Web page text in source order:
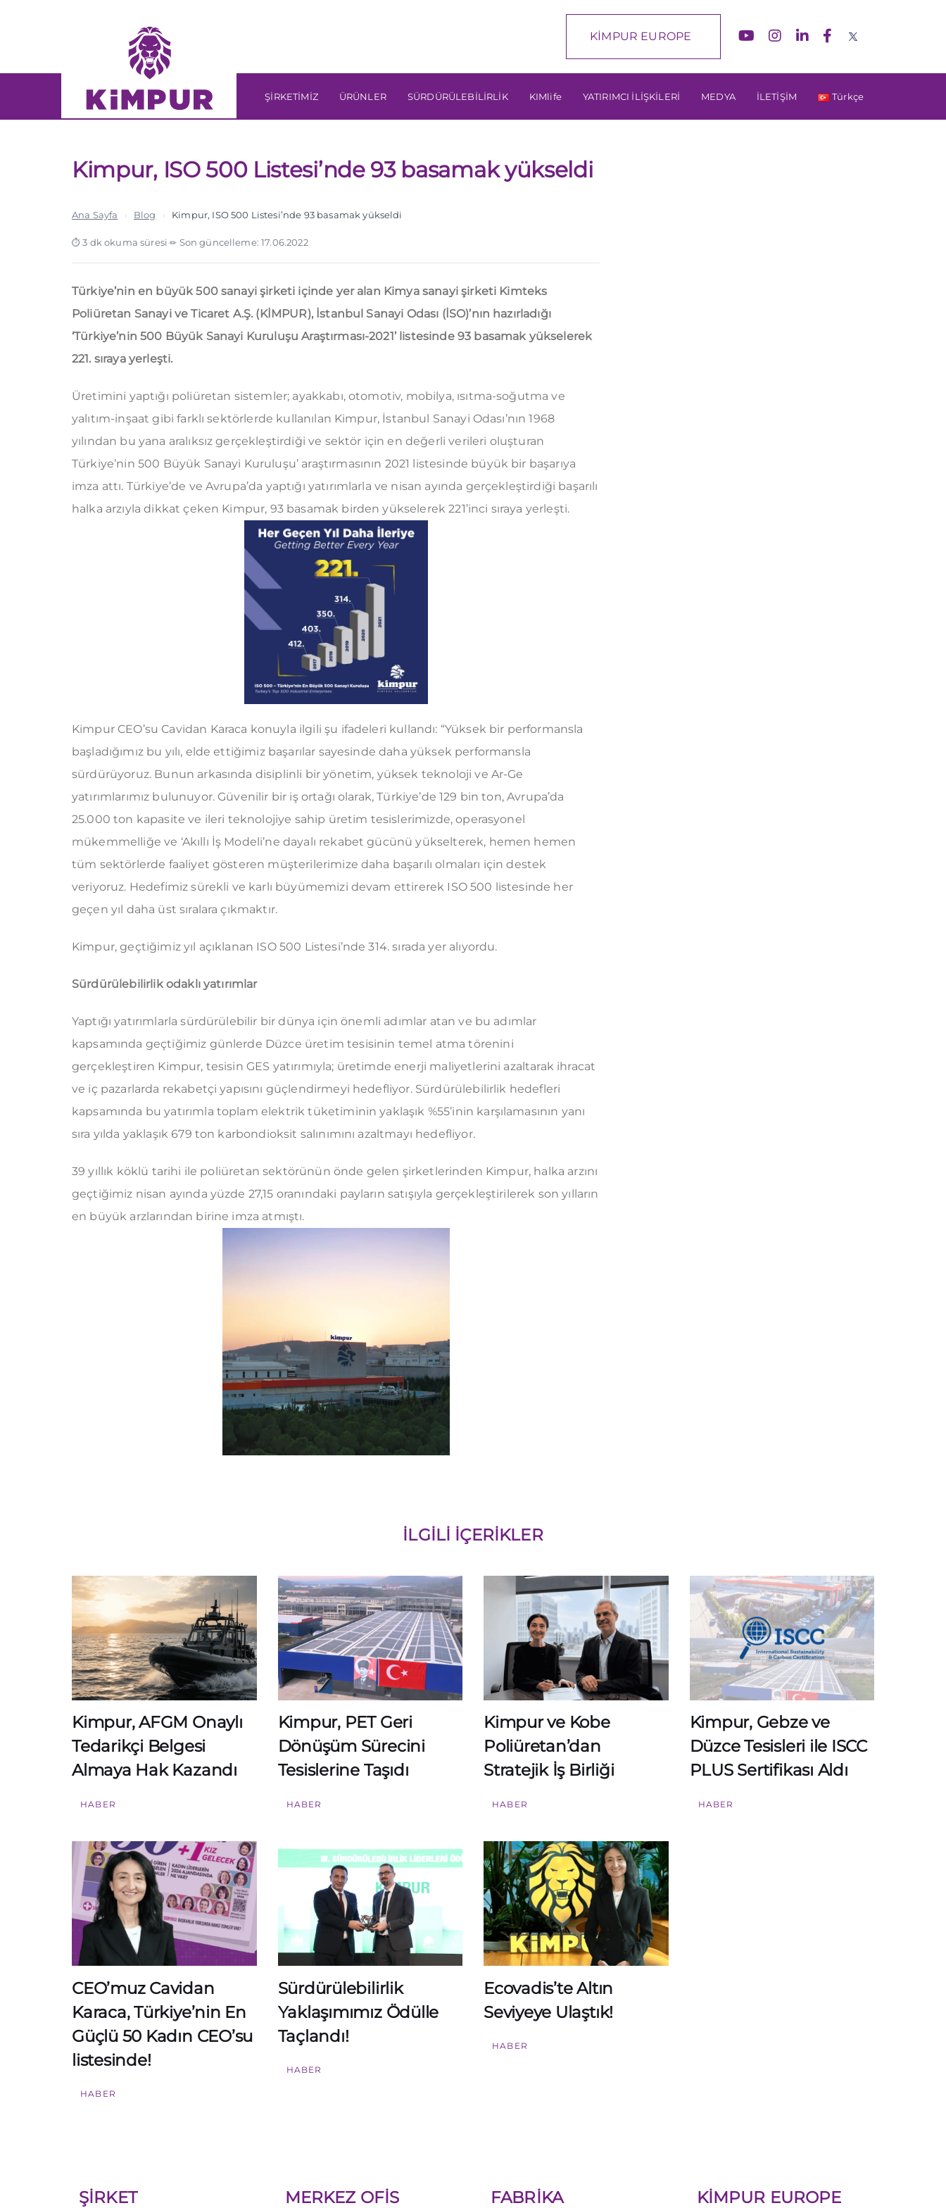
content
KİMPUR EUROPE
ŞİRKETİMİZ ÜRÜNLER SÜRDÜRÜLEBİLİRLİK KIMlife YATIRIMCI İLİŞKİLERİ MEDYA İLETİŞİM Türkçe
Kimpur, ISO 500 Listesi’nde 93 basamak yükseldi
Ana Sayfa › Blog › Kimpur, ISO 500 Listesi’nde 93 basamak yükseldi
3 dk okuma süresi· Son güncelleme: 17.06.2022
Türkiye’nin en büyük 500 sanayi şirketi içinde yer alan Kimya sanayi şirketi Kimteks
Poliüretan Sanayi ve Ticaret A.Ş. (KİMPUR), İstanbul Sanayi Odası (İSO)’nın hazırladığı
‘Türkiye’nin 500 Büyük Sanayi Kuruluşu Araştırması-2021’ listesinde 93 basamak yükselerek
221. sıraya yerleşti.
Üretimini yaptığı poliüretan sistemler; ayakkabı, otomotiv, mobilya, ısıtma-soğutma ve
yalıtım-inşaat gibi farklı sektörlerde kullanılan Kimpur, İstanbul Sanayi Odası’nın 1968
yılından bu yana aralıksız gerçekleştirdiği ve sektör için en değerli verileri oluşturan
Türkiye’nin 500 Büyük Sanayi Kuruluşu’ araştırmasının 2021 listesinde büyük bir başarıya
imza attı. Türkiye’de ve Avrupa’da yaptığı yatırımlarla ve nisan ayında gerçekleştirdiği başarılı
halka arzıyla dikkat çeken Kimpur, 93 basamak birden yükselerek 221’inci sıraya yerleşti.
Kimpur CEO’su Cavidan Karaca konuyla ilgili şu ifadeleri kullandı: “Yüksek bir performansla
başladığımız bu yılı, elde ettiğimiz başarılar sayesinde daha yüksek performansla
sürdürüyoruz. Bunun arkasında disiplinli bir yönetim, yüksek teknoloji ve Ar-Ge
yatırımlarımız bulunuyor. Güvenilir bir iş ortağı olarak, Türkiye’de 129 bin ton, Avrupa’da
25.000 ton kapasite ve ileri teknolojiye sahip üretim tesislerimizde, operasyonel
mükemmelliğe ve ‘Akıllı İş Modeli’ne dayalı rekabet gücünü yükselterek, hemen hemen
tüm sektörlerde faaliyet gösteren müşterilerimize daha başarılı olmaları için destek
veriyoruz. Hedefimiz sürekli ve karlı büyümemizi devam ettirerek ISO 500 listesinde her
geçen yıl daha üst sıralara çıkmaktır.
Kimpur, geçtiğimiz yıl açıklanan ISO 500 Listesi’nde 314. sırada yer alıyordu.
Sürdürülebilirlik odaklı yatırımlar
Yaptığı yatırımlarla sürdürülebilir bir dünya için önemli adımlar atan ve bu adımlar
kapsamında geçtiğimiz günlerde Düzce üretim tesisinin temel atma törenini
gerçekleştiren Kimpur, tesisin GES yatırımıyla; üretimde enerji maliyetlerini azaltarak ihracat
ve iç pazarlarda rekabetçi yapısını güçlendirmeyi hedefliyor. Sürdürülebilirlik hedefleri
kapsamında bu yatırımla toplam elektrik tüketiminin yaklaşık %55’inin karşılamasının yanı
sıra yılda yaklaşık 679 ton karbondioksit salınımını azaltmayı hedefliyor.
39 yıllık köklü tarihi ile poliüretan sektörünün önde gelen şirketlerinden Kimpur, halka arzını
geçtiğimiz nisan ayında yüzde 27,15 oranındaki payların satışıyla gerçekleştirilerek son yılların
en büyük arzlarından birine imza atmıştı.
İLGILI İÇERIKLER
Kimpur, AFGM Onaylı
Tedarikçi Belgesi
Almaya Hak Kazandı
HABER
Kimpur, PET Geri
Dönüşüm Sürecini
Tesislerine Taşıdı
HABER
Kimpur ve Kobe
Poliüretan’dan
Stratejik İş Birliği
HABER
Kimpur, Gebze ve
Düzce Tesisleri ile ISCC
PLUS Sertifikası Aldı
HABER
CEO’muz Cavidan
Karaca, Türkiye’nin En
Güçlü 50 Kadın CEO’su
listesinde!
HABER
Sürdürülebilirlik
Yaklaşımımız Ödülle
Taçlandı!
HABER
Ecovadis’te Altın
Seviyeye Ulaştık!
HABER
ŞİRKET MERKEZ OFİS FABRİKA KİMPUR EUROPE